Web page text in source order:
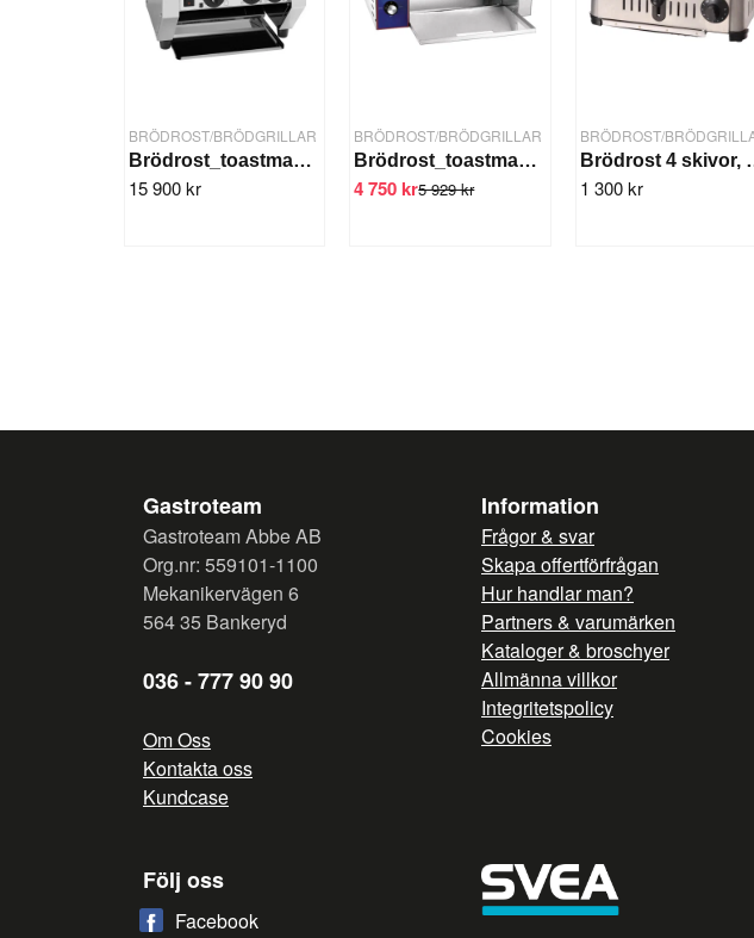
BRÖDROST/BRÖDGRILLAR
Brödrost_toastmaskin ML18051
15 900 kr
BRÖDROST/BRÖDGRILLAR
Brödrost_toastmaskin 450 skivor
5 929 kr
4 750 kr
BRÖDROST/
1 300 kr
Gastroteam
Gastroteam Abbe AB
Org.nr: 559101-1100
Mekanikervägen 6
564 35 Bankeryd
036 - 777 90 90
Om Oss
Kontakta oss
Kundcase
Information
Frågor & svar
Skapa offertförfrågan
Hur handlar man?
Partners & varumärken
Kataloger & broschyer
Allmänna villkor
Integritetspolicy
Cookies
Följ oss
Facebook